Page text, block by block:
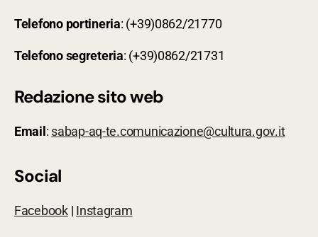
Telefono portineria: (+39)0862/21770
Telefonosegreteria: (+39)0862/21731
Redazione sito web
Email: sabap-aq-te.comunicazione@cultura.gov.it
Social
Facebook| Instagram